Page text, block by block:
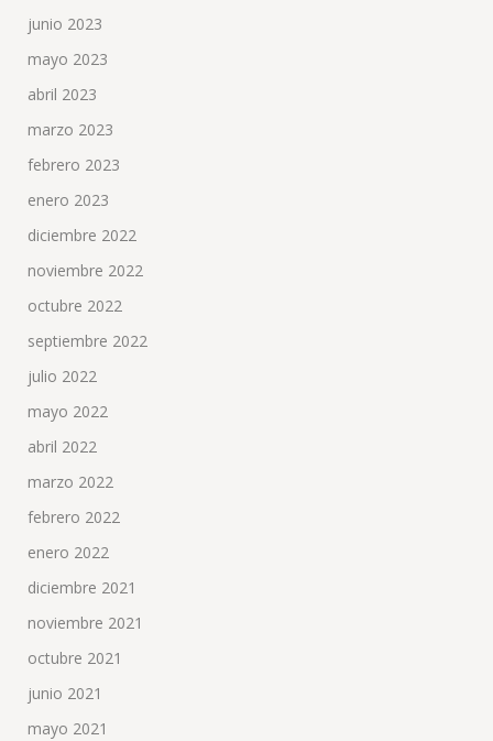
junio 2023
mayo 2023
abril 2023
marzo 2023
febrero 2023
enero 2023
diciembre 2022
noviembre 2022
octubre 2022
septiembre 2022
julio 2022
mayo 2022
abril 2022
marzo 2022
febrero 2022
enero 2022
diciembre 2021
noviembre 2021
octubre 2021
junio 2021
mayo 2021